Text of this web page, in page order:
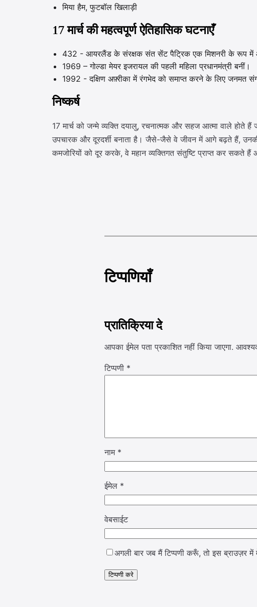
मिया हैम, फुटबॉल खिलाड़ी
17 मार्च की महत्वपूर्ण ऐतिहासिक घटनाएँ
432 - आयरलैंड के संरक्षक संत सेंट पैट्रिक एक मिशनरी के रूप
1969 – गोल्डा मेयर इजरायल की पहली महिला प्रधानमंत्री बनीं।
1992 - दक्षिण अफ़्रीका में रंगभेद को समाप्त करने के लिए जनमत
निष्कर्ष
17 मार्च को जन्मे व्यक्ति दयालु, रचनात्मक और सहज आत्मा वाले होते
उपचारक और दूरदर्शी बनाता है। जैसे-जैसे वे जीवन में आगे बढ़ते हैं,
कमजोरियों को दूर करके, वे महान व्यक्तिगत संतुष्टि प्राप्त कर
टिप्पणियाँ
प्रातिक्रिया दे
आपका ईमेल पता प्रकाशित नहीं किया जाएगा.
टिप्पणी *
नाम *
ईमेल *
वेबसाईट
अगली बार जब मैं टिप्पणी करूँ, तो इस ब्राउज़र